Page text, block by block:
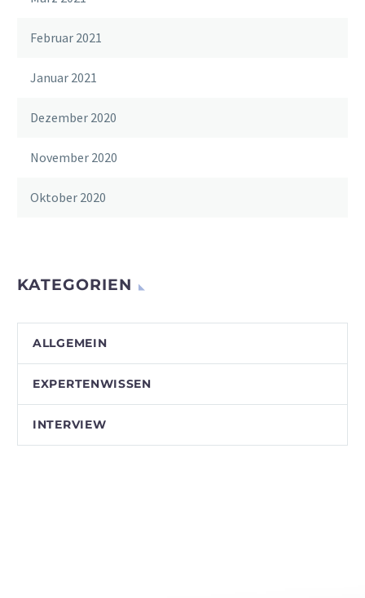
Februar 2021
Januar 2021
Dezember 2020
November 2020
Oktober 2020
KATEGORIEN
ALLGEMEIN
EXPERTENWISSEN
INTERVIEW